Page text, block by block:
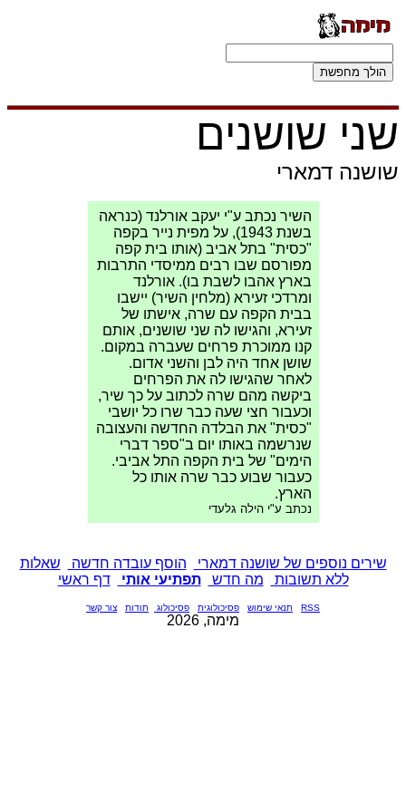
שני שושנים
שושנה דמארי
השיר נכתב ע"י יעקב אורלנד (כנראה
בשנת 1943), על מפית נייר בקפה
"כסית" בתל אביב (אותו בית קפה
מפורסם שבו רבים ממיסדי התרבות
בארץ אהבו לשבת בו). אורלנד
ומרדכי זעירא (מלחין השיר) יישבו
בבית הקפה עם שרה, אישתו של
זעירא, והגישו לה שני שושנים, אותם
קנו ממוכרת פרחים שעברה במקום.
שושן אחד היה לבן והשני אדום.
לאחר שהגישו לה את הפרחים
ביקשה מהם שרה לכתוב על כך שיר,
וכעבור חצי שעה כבר שרו כל יושבי
"כסית" את הבלדה החדשה והעצובה
שנרשמה באותו יום ב"ספר דברי
הימים" של בית הקפה התל אביבי.
כעבור שבוע כבר שרה אותו כל
הארץ.
נכתב ע"י הילה גלעדי
שירים נוספים של שושנה דמארי הוסף עובדה חדשה
שאלות
ללא תשובות
מה חדש תפתיעי אותי דף ראשי
RSS תנאי שימוש פסיכולוגית פסיכולוג תודות צור קשר
מימה, 2026